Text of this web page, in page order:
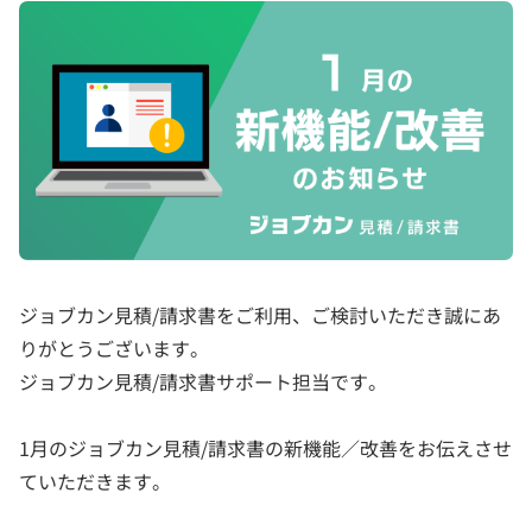
ジョブカン見積/請求書をご利用、ご検討いただき誠にあ
りがとうございます。
ジョブカン見積/請求書サポート担当です。
1月のジョブカン見積/請求書の新機能／改善をお伝えさせ
ていただきます。